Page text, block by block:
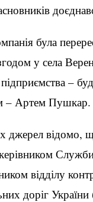
була
у села
підприємства –
– Артем Пушкар.
джерел відомо,
відділу
доріг